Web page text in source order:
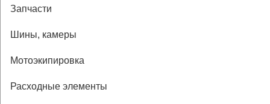
Запчасти
Шины, камеры
Мотоэкипировка
Расходные элементы